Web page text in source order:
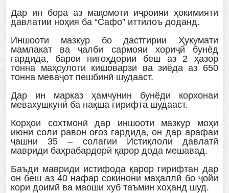
Дар ин бора аз мақомоти иҷроияи ҳокимияти
давлатии ноҳия ба “Сафо” иттилоъ доданд.
Иншооти мазкур бо дастгирии Ҳукумати
мамлакат ва ҷалби сармояи хориҷӣ бунёд
гардида, барои нигоҳдории беш аз 2 ҳазор
тонна маҳсулоти кишоварзӣ ва зиёда аз 650
тонна меваҷот пешбинӣ шудааст.
Дар ин марказ ҳамчунин бунёди корхонаи
мевахушкунӣ ба нақша гирифта шудааст.
Корҳои сохтмонӣ дар иншооти мазкур моҳи
июни соли равон оғоз гардида, он дар арафаи
ҷашни 35 – солагии Истиқлоли давлатӣ
мавриди баҳрабардорӣ қарор дода мешавад.
Баъди мавриди истифода қарор гирифтан дар
он беш аз 40 нафар сокинони маҳаллӣ бо ҷойи
кори доимӣ ва маоши хуб таъмин хоҳанд шуд.